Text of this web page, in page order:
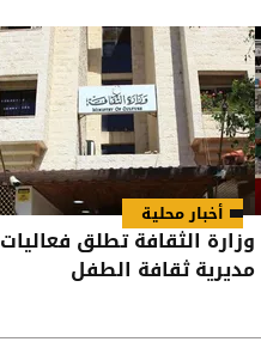
أخبار محلية
وزارة الثقافة تطلق فعاليات
مديرية ثقافة الطفل